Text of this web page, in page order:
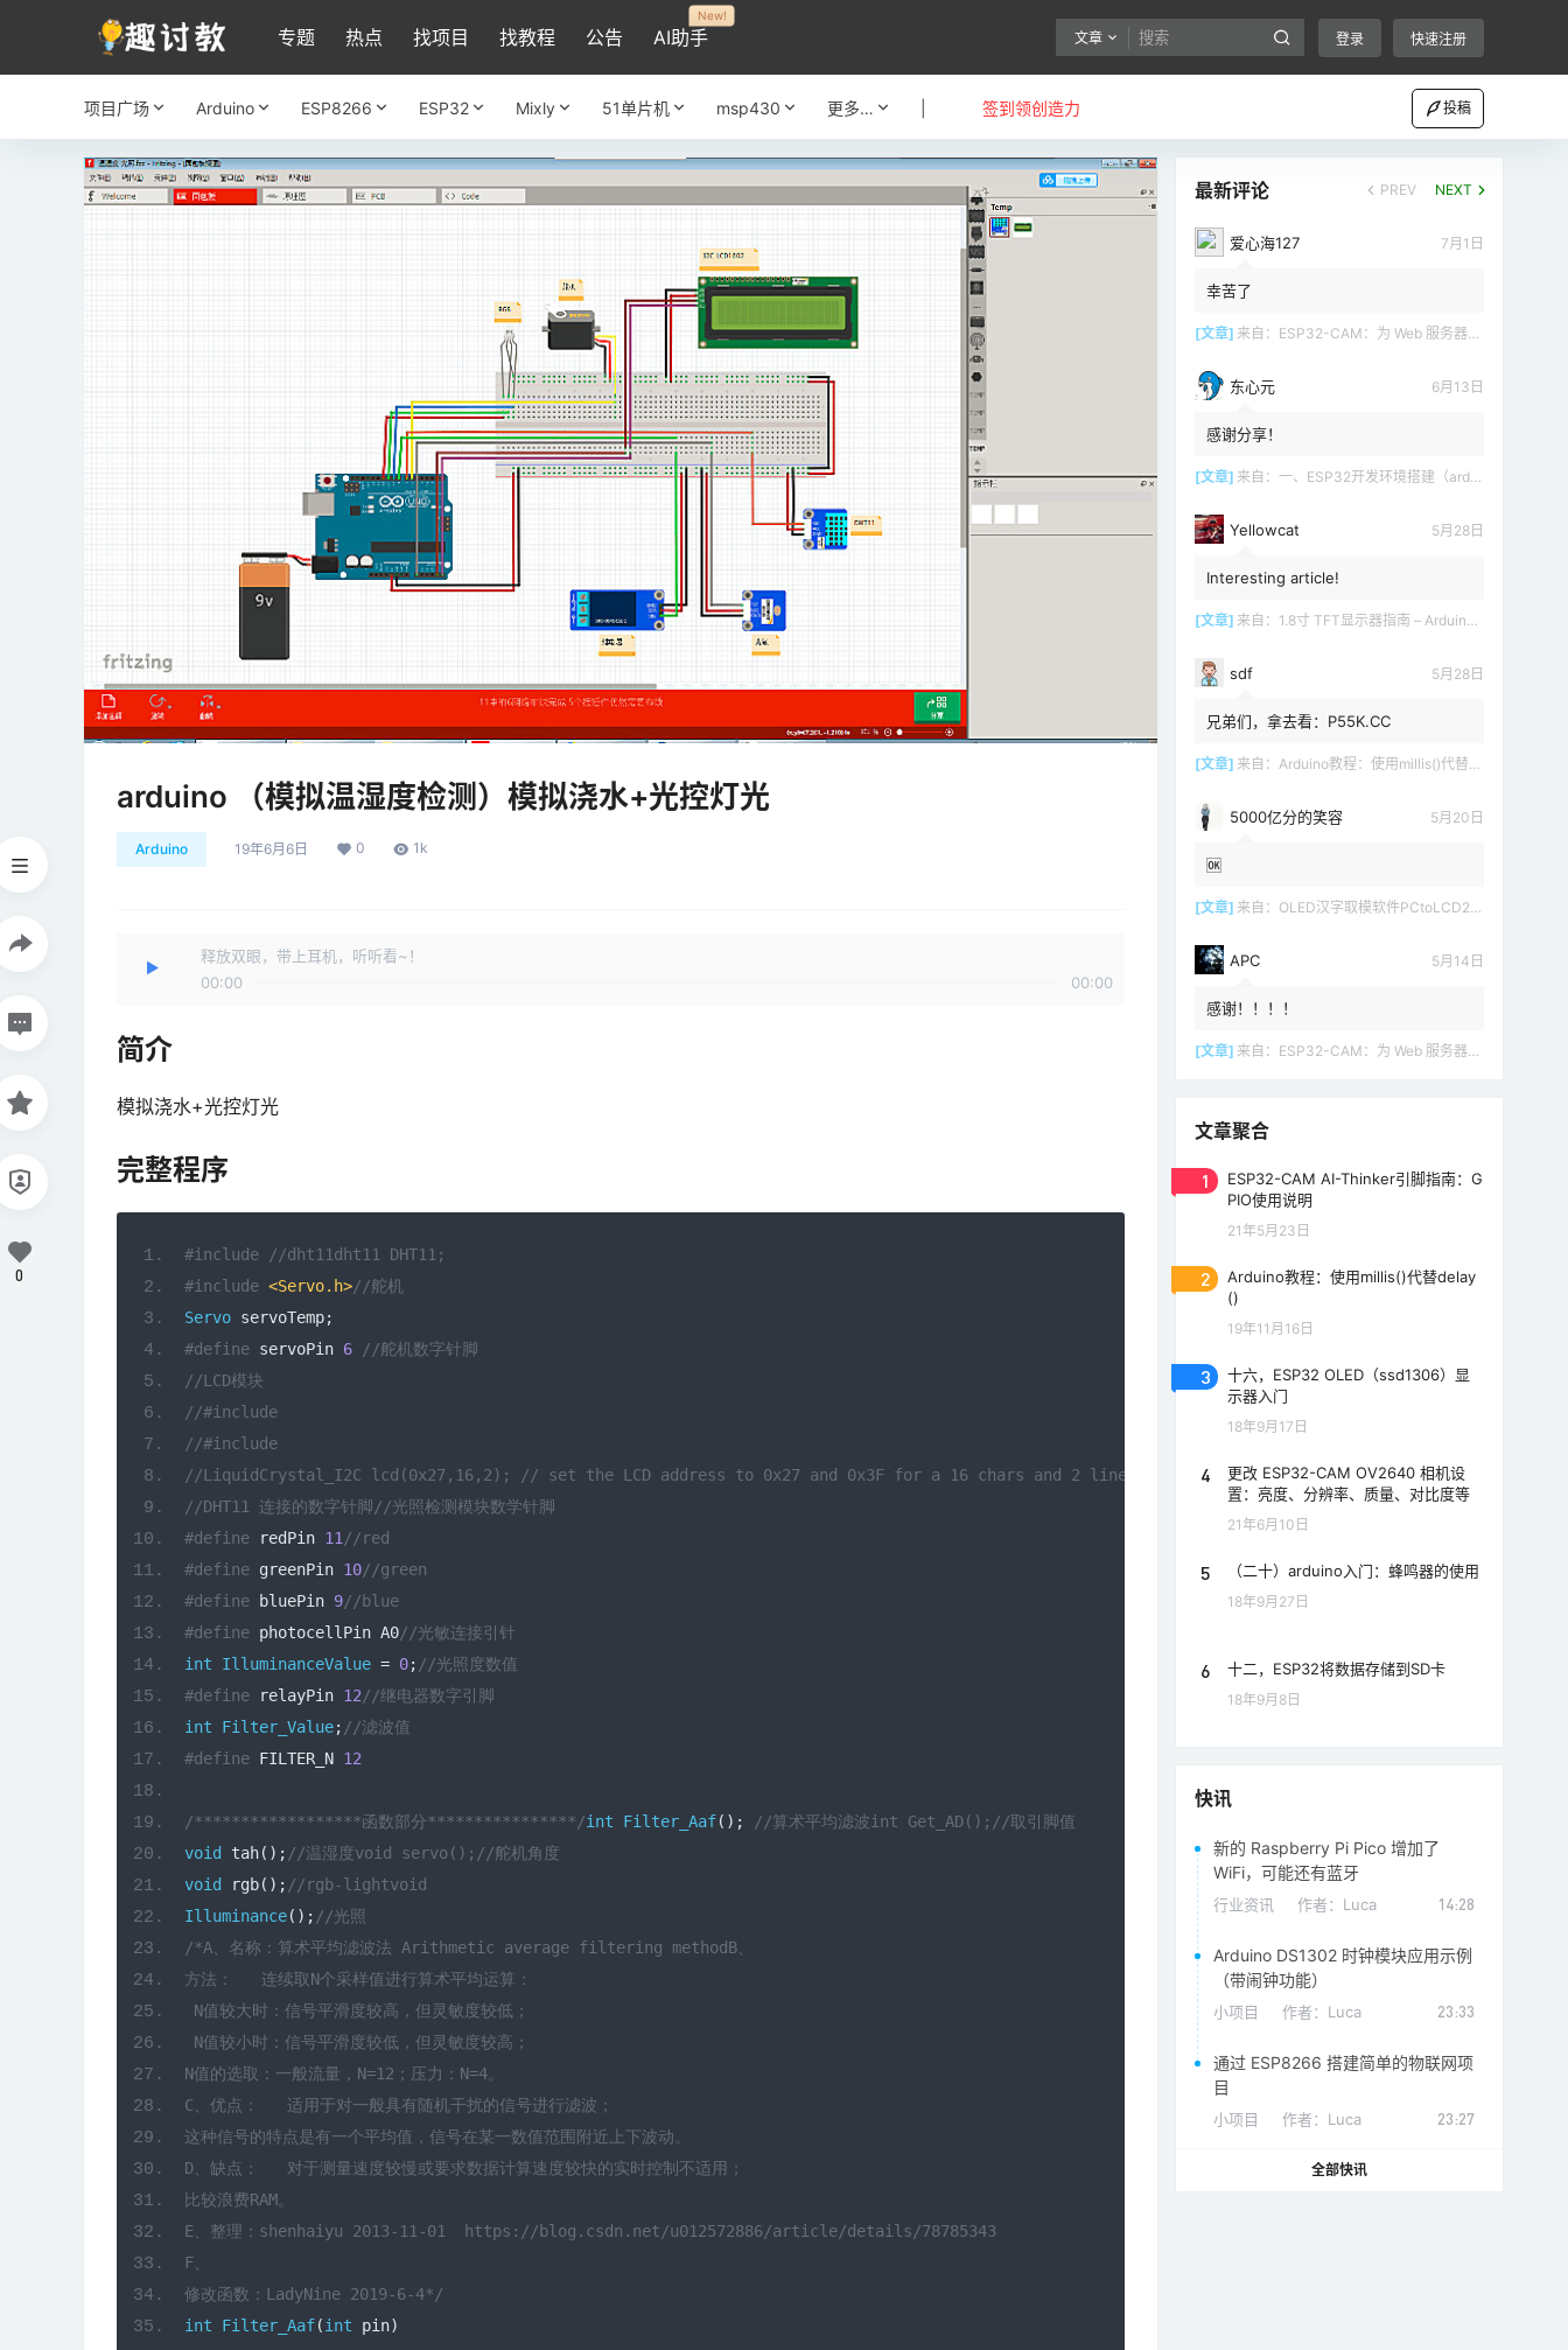
专题 热点 找项目 找教程 公告 AI助手
New!
文章 登录 快速注册
项目广场 Arduino ESP8266 ESP32 Mixly 51单片机 msp430 更多… 签到领创造力 投稿
arduino （模拟温湿度检测）模拟浇水+光控灯光
Arduino 19年6月6日 0 1k
释放双眼，带上耳机，听听看~！
00:00
00:00
简介
模拟浇水+光控灯光
完整程序
#include
//dht11dht11 DHT11;
#include <Servo.h>//舵机
Servo servoTemp;
#define servoPin 6
//舵机数字针脚
//LCD模块
//#include
//#include
//LiquidCrystal_I2C lcd(0x27,16,2); // set the LCD address to 0x27 and 0x3F for a 16 chars and 2 line display #define DHT11PIN 7
//DHT11 连接的数字针脚//光照检测模块数学针脚
#define redPin 11 //red
#define greenPin 10//green
#define bluePin 9//blue
#define photocellPin A0//光敏连接引针
int
IlluminanceValue = 0; //光照度数值
#define relayPin 12//继电器数字引脚
int
Filter_Value; //滤波值
#define FILTER_N 12
/******************函数部分****************/int Filter_Aaf();
//算术平均滤波int Get_AD();//取引脚值
void tah(); //温湿度void servo();//舵机角度
void rgb(); //rgb-lightvoid
Illuminance(); //光照
/*A、名称：算术平均滤波法 Arithmetic average filtering methodB、
方法：   连续取N个采样值进行算术平均运算：
N值较大时：信号平滑度较高，但灵敏度较低；
N值较小时：信号平滑度较低，但灵敏度较高；
N值的选取：一般流量，N=12；压力：N=4。
C、优点：   适用于对一般具有随机干扰的信号进行滤波；
这种信号的特点是有一个平均值，信号在某一数值范围附近上下波动。
D、缺点：   对于测量速度较慢或要求数据计算速度较快的实时控制不适用；
比较浪费RAM。
E、整理：shenhaiyu 2013-11-01  https://blog.csdn.net/u012572886/article/details/78785343
F、
修改函数：LadyNine 2019-6-4*/
int
Filter_Aaf(int pin)
0
最新评论 PREV NEXT
爱心海127 7月1日
幸苦了
[文章] 来自： ESP32-CAM：为 Web 服务器（Arduino IDE）设置接入点（AP）
东心元 6月13日
感谢分享！
[文章] 来自： 一、ESP32开发环境搭建（arduino）
Yellowcat 5月28日
Interesting article!
[文章] 来自： 1.8寸 TFT显示器指南 – Arduino教程
sdf 5月28日
兄弟们，拿去看：P55K.CC
[文章] 来自： Arduino教程：使用millis()代替delay()
5000亿分的笑容 5月20日
🆗
[文章] 来自： OLED汉字取模软件PCtoLCD2002 LCD1602
APC 5月14日
感谢！！！！
[文章] 来自： ESP32-CAM：为 Web 服务器（Arduino IDE）设置接入点（AP）
文章聚合
1
ESP32-CAM AI-Thinker引脚指南：G
PIO使用说明
21年5月23日
2
Arduino教程：使用millis()代替delay
()
19年11月16日
3
十六，ESP32 OLED（ssd1306）显
示器入门
18年9月17日
4
更改 ESP32-CAM OV2640 相机设
置：亮度、分辨率、质量、对比度等
21年6月10日
5 （二十）arduino入门：蜂鸣器的使用
18年9月27日
6 十二，ESP32将数据存储到SD卡
18年9月8日
快讯
新的 Raspberry Pi Pico 增加了
WiFi，可能还有蓝牙
行业资讯 作者： Luca 14:28
Arduino DS1302 时钟模块应用示例
（带闹钟功能）
小项目 作者： Luca 23:33
通过 ESP8266 搭建简单的物联网项
目
小项目 作者： Luca 23:27
全部快讯